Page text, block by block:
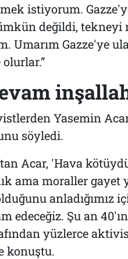
istiyorum.
değildi, tekneyi
Umarım Gazze'ye
Yasemin
söyledi.
Acar, 'Hava
ama moraller gayet
anladığımız
edeceğiz. Şu an
yüzlerce
konuştu.